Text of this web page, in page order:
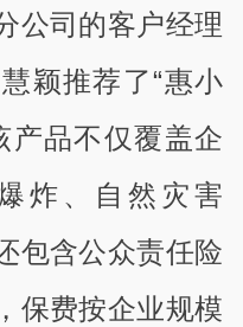
公司的客户经理
颖推荐了“惠小
产品不仅覆盖企
炸、自然灾害
包含公众责任险
保费按企业规模